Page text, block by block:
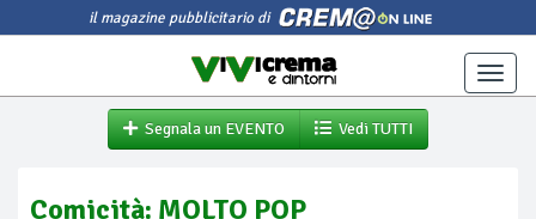
il magazine pubblicitario di
Toggle
Segnala un EVENTO
Vedi TUTTI
Comicità: MOLTO POP